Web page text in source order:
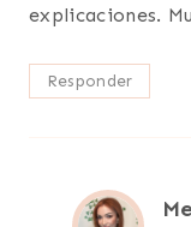
explicaciones.
Responder